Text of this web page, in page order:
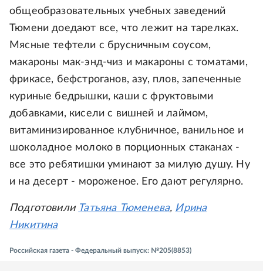
общеобразовательных учебных заведений
Тюмени доедают все, что лежит на тарелках.
Мясные тефтели с брусничным соусом,
макароны мак-энд-чиз и макароны с томатами,
фрикасе, бефстроганов, азу, плов, запеченные
куриные бедрышки, каши с фруктовыми
добавками, кисели с вишней и лаймом,
витаминизированное клубничное, ванильное и
шоколадное молоко в порционных стаканах -
все это ребятишки уминают за милую душу. Ну
и на десерт - мороженое. Его дают регулярно.
Подготовили Татьяна Тюменева, Ирина
Никитина
Российская газета - Федеральный выпуск: №205(8853)